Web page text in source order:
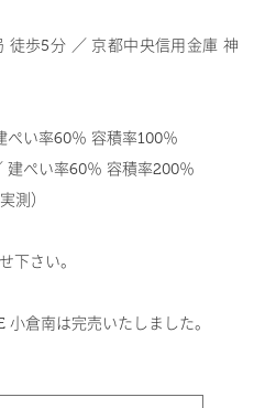
徒歩5分 ／ 京都中央信用金庫 神
ぺい率60％ 容積率100％
建ぺい率60％ 容積率200％
測）
下さい。
小倉南は完売いたしました。